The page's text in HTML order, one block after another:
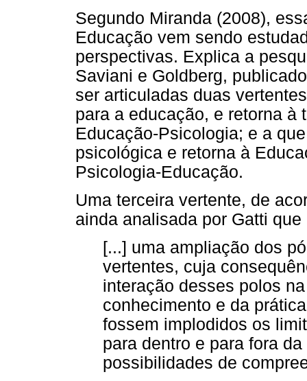
Segundo Miranda (2008),
Educação vem sendo
perspectivas. Explica a
Saviani e Goldberg,
ser articuladas duas
para a educação, e retorna à
Educação-Psicologia; e a
psicológica e retorna à
Psicologia-Educação.
Uma terceira vertente, de
ainda analisada por Gatti que
[...] uma ampliação dos
vertentes, cuja
interação desses polos
conhecimento e da
fossem implodidos os
para dentro e para fora
possibilidades de